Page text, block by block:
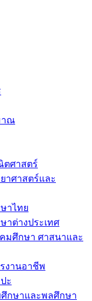
าณ
ตศาสตร์
าศาสตร์และ
าไทย
าต่างประเทศ
มศึกษา ศาสนาและ
งานอาชีพ
ะ
ศึกษาและพลศึกษา